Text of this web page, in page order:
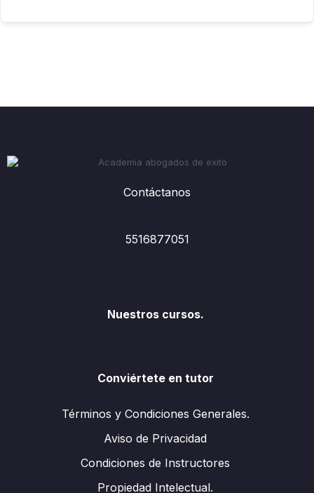
Contáctanos
5516877051
Nuestros cursos.
Conviértete en tutor
Términos y Condiciones Generales.
Aviso de Privacidad
Condiciones de Instructores
Propiedad Intelectual.